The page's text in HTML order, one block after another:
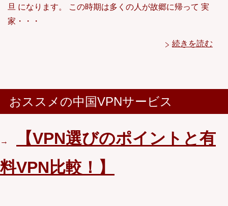
旦 になります。 この時期は多くの人が故郷に帰って 実
家・・・
続きを読む
おススメの中国VPNサービス
→
【VPN選びのポイントと有
料VPN比較！】